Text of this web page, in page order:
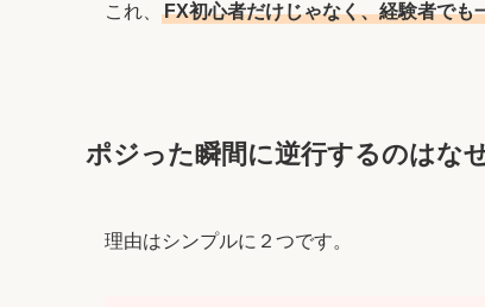
これ、 FX初心者だけじゃなく、経験者でも
ポジった瞬間に逆行するのはな
理由はシンプルに２つです。